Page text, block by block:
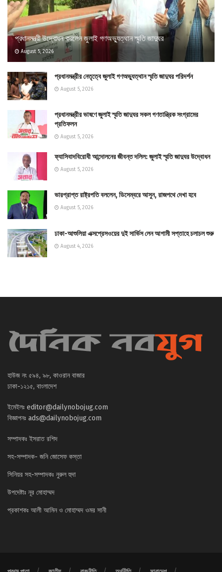
প্রধানমন্ত্রী উদ্বোধন করলেন জুলাই গণঅভ্যুত্থান স্মৃতি জাদুঘর
August 5, 2026
প্রধানমন্ত্রীর নেতৃত্বে জুলাই গণঅভ্যুত্থান স্মৃতি জাদুঘর পরিদর্শন
August 5, 2026
প্রধানমন্ত্রীর ভাষণে জুলাই স্মৃতি জাদুঘর সকল গণতান্ত্রিক সংগ্রামের
প্রতিফলন
August 5, 2026
ফ্যাসিবাদবিরোধী আন্দোলনের জীবন্ত দলিল: জুলাই স্মৃতি জাদুঘর উদ্বোধন
August 5, 2026
ভারপ্রাপ্ত রাষ্ট্রপতি বললেন, ডিসেম্বরে আসুন, রাজপথে দেখা হবে
August 5, 2026
ঢাকা-আশুলিয়া এক্সপ্রেসওয়ের দুই সার্ভিস লেন আগামী সপ্তাহে চলাচল শুরু
August 4, 2026
হাউজ নং ৫৯৪, ৯৮, কাওরান বাজার
ঢাকা-১২১৫, বাংলাদেশ
ইমেইলঃ editor@dailynobojug.com
বিজ্ঞাপনঃ ads@dailynobojug.com
সম্পাদকঃ ইসরাত রশিদ
সহ-সম্পাদক- জনি জোসেফ কস্তা
সিনিয়র সহ-সম্পাদকঃ নুরুল হুদা
উপদেষ্টাঃ নূর মোহাম্মদ
প্রকাশকঃ আলী আমিন ও মোহাম্মদ ওমর সানী